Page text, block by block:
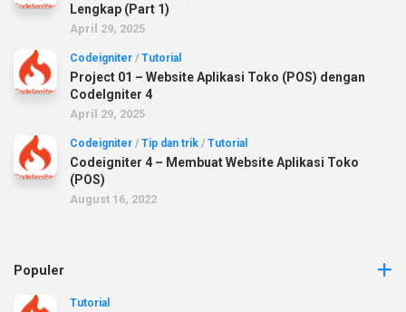
Lengkap (Part 1)
April 29, 2025
Codeigniter / Tutorial
Project 01 – Website Aplikasi Toko (POS) dengan
CodeIgniter 4
April 29, 2025
Codeigniter / Tip dan trik / Tutorial
Codeigniter 4 – Membuat Website Aplikasi Toko
(POS)
August 16, 2022
Populer
Tutorial